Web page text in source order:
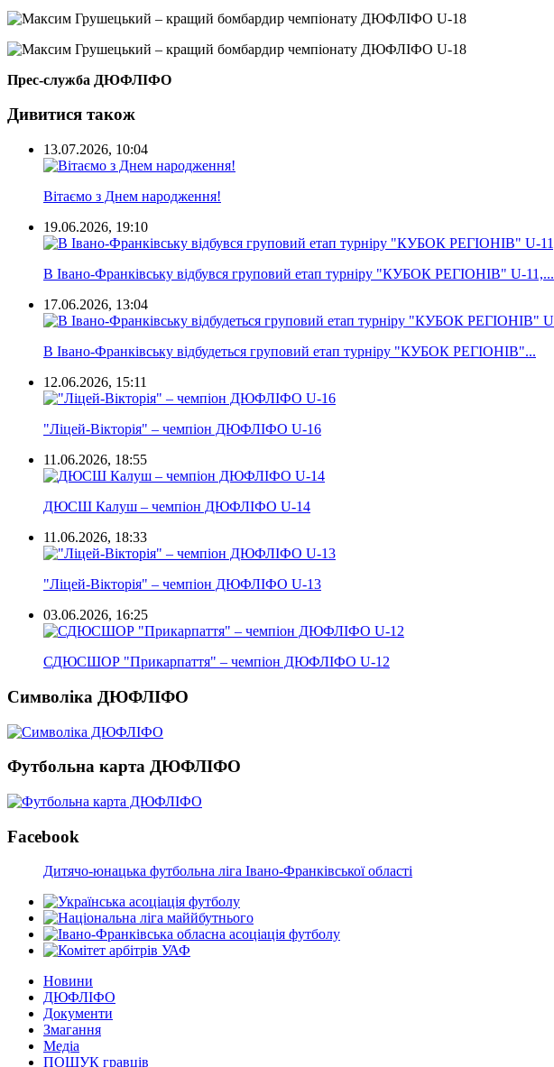
Прес-служба ДЮФЛІФО
Дивитися також
13.07.2026, 10:04
Вітаємо з Днем народження!
19.06.2026, 19:10
В Івано-Франківську відбувся груповий етап турніру "КУБОК РЕГІОНІВ" U-11,...
17.06.2026, 13:04
В Івано-Франківську відбудеться груповий етап турніру "КУБОК РЕГІОНІВ"...
12.06.2026, 15:11
"Ліцей-Вікторія" – чемпіон ДЮФЛІФО U-16
11.06.2026, 18:55
ДЮСШ Калуш – чемпіон ДЮФЛІФО U-14
11.06.2026, 18:33
"Ліцей-Вікторія" – чемпіон ДЮФЛІФО U-13
03.06.2026, 16:25
СДЮСШОР "Прикарпаття" – чемпіон ДЮФЛІФО U-12
Символіка ДЮФЛІФО
Футбольна карта ДЮФЛІФО
Facebook
Дитячо-юнацька футбольна ліга Івано-Франківської області
Новини
ДЮФЛІФО
Документи
Змагання
Медіа
ПОШУК гравців